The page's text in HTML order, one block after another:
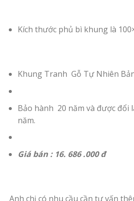
Kích thước phủ bì khung là
Khung Tranh Gỗ Tự Nhiên
Bảo hành 20 năm và được đổi
năm.
Giá bán : 16. 686 .000 đ
Anh chị có nhu cầu cần tư vấn